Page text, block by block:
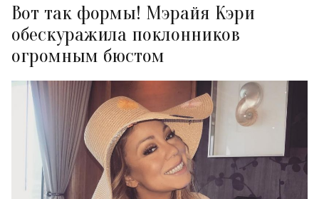
Вот так формы! Мэрайя Кэри
обескуражила поклонников
огромным бюстом